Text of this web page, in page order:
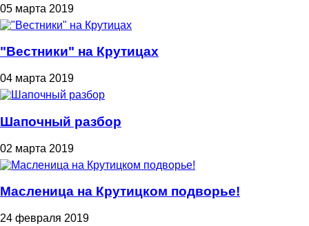
05 марта 2019
"Вестники" на Крутицах
04 марта 2019
Шапочный разбор
02 марта 2019
Масленица на Крутицком подворье!
24 февраля 2019